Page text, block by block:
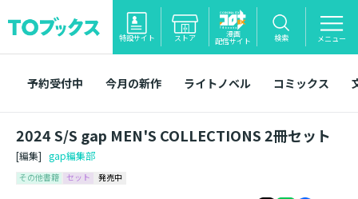
特設サイト ストア 漫画
配信サイト 検索 メニュー
予約受付中 今月の新作 ライトノベル コミックス
2024 S/S gap MEN'S COLLECTIONS 2冊セット
[編集] gap編集部
その他書籍 セット 発売中